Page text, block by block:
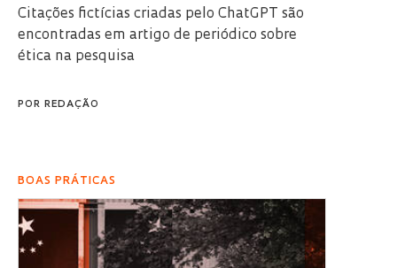
Citações fictícias criadas pelo ChatGPT são
encontradas em artigo de periódico sobre
ética na pesquisa
POR REDAÇÃO
BOAS PRÁTICAS